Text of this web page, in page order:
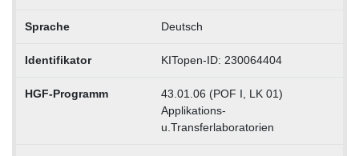
Sprache Deutsch
Identifikator KITopen-ID: 230064404
HGF-Programm
43.01.06 (POF I, LK 01)
Applikations-
u.Transferlaboratorien